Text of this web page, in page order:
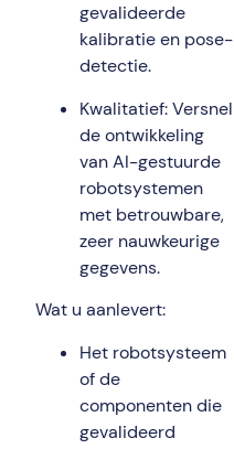
gevalideerde
kalibratie en pose-
detectie.
Kwalitatief: Versnel
de ontwikkeling
van AI-gestuurde
robotsystemen
met betrouwbare,
zeer nauwkeurige
gegevens.
Wat u aanlevert:
Het robotsysteem
of de
componenten die
gevalideerd